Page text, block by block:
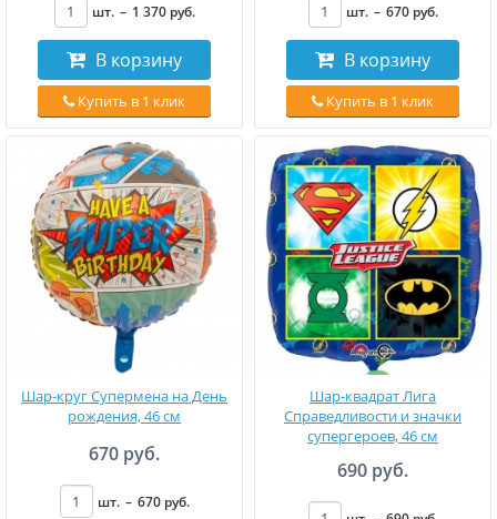
шт. – 1 370 руб.
В корзину
Купить в 1 клик
шт. – 670 руб.
В корзину
Купить в 1 клик
Шар-круг Супермена на День
рождения, 46 см
670 руб.
шт. – 670 руб.
Шар-квадрат Лига
Справедливости и значки
супергероев, 46 см
690 руб.